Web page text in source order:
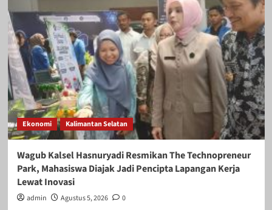
Ekonomi Kalimantan Selatan
Wagub Kalsel Hasnuryadi Resmikan The Technopreneur
Park, Mahasiswa Diajak Jadi Pencipta Lapangan Kerja
Lewat Inovasi
admin Agustus 5, 2026 0